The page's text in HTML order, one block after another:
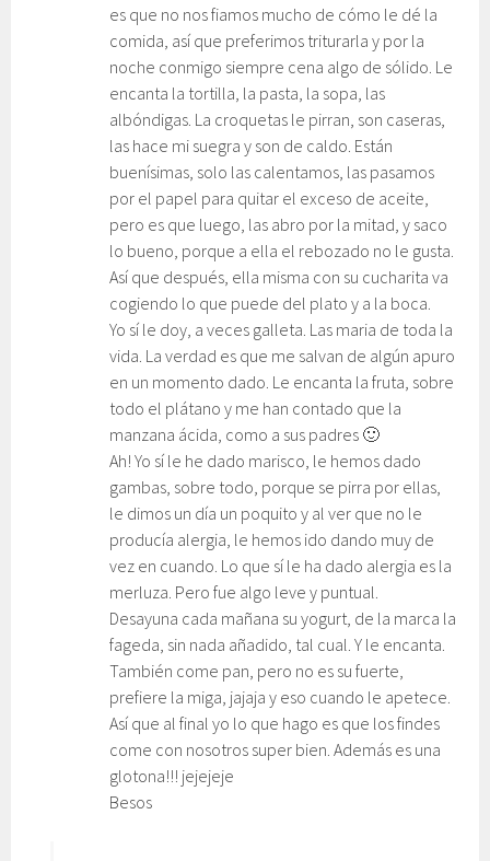
es que no nos fiamos mucho de cómo le dé la
comida, así que preferimos triturarla y por la
noche conmigo siempre cena algo de sólido. Le
encanta la tortilla, la pasta, la sopa, las
albóndigas. La croquetas le pirran, son caseras,
las hace mi suegra y son de caldo. Están
buenísimas, solo las calentamos, las pasamos
por el papel para quitar el exceso de aceite,
pero es que luego, las abro por la mitad, y saco
lo bueno, porque a ella el rebozado no le gusta.
Así que después, ella misma con su cucharita va
cogiendo lo que puede del plato y a la boca.
Yo sí le doy, a veces galleta. Las maria de toda la
vida. La verdad es que me salvan de algún apuro
en un momento dado. Le encanta la fruta, sobre
todo el plátano y me han contado que la
manzana ácida, como a sus padres 🙂
Ah! Yo sí le he dado marisco, le hemos dado
gambas, sobre todo, porque se pirra por ellas,
le dimos un día un poquito y al ver que no le
producía alergia, le hemos ido dando muy de
vez en cuando. Lo que sí le ha dado alergia es la
merluza. Pero fue algo leve y puntual.
Desayuna cada mañana su yogurt, de la marca la
fageda, sin nada añadido, tal cual. Y le encanta.
También come pan, pero no es su fuerte,
prefiere la miga, jajaja y eso cuando le apetece.
Así que al final yo lo que hago es que los findes
come con nosotros super bien. Además es una
glotona!!! jejejeje
Besos